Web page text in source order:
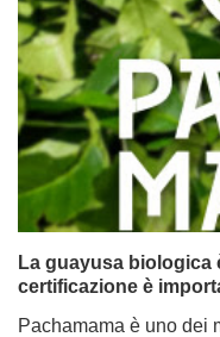
La guayusa biologica
certificazione è
Pachamama è uno dei